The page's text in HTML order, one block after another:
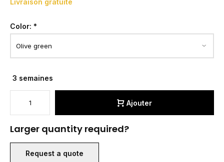
Livraison gratuite
Color: *
3 semaines
Ajouter
Larger quantity required?
Request a quote